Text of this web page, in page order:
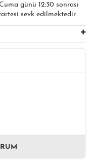
günü 12:30 sonrası
sevk edilmektedir.